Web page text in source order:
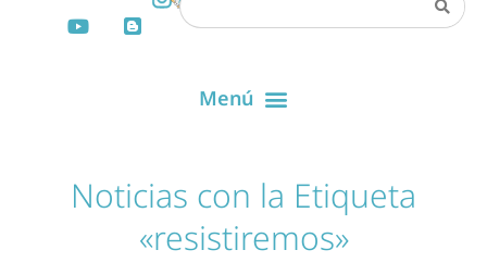
Noticias con la Etiqueta
«resistiremos»